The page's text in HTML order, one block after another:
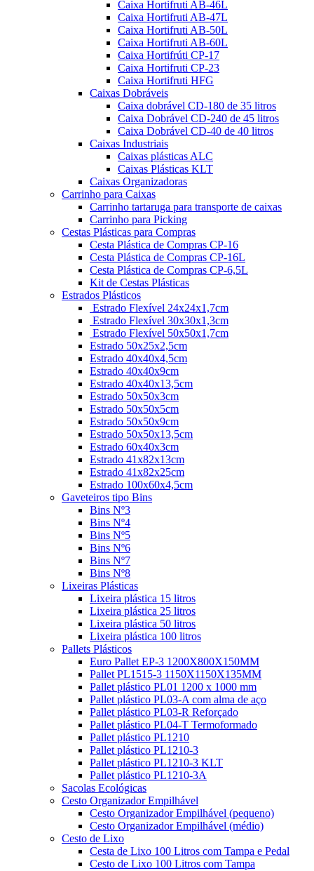
Caixa Hortifruti AB-46L
Caixa Hortifruti AB-47L
Caixa Hortifruti AB-50L
Caixa Hortifruti AB-60L
Caixa Hortifrúti CP-17
Caixa Hortifruti CP-23
Caixa Hortifruti HFG
Caixas Dobráveis
Caixa dobrável CD-180 de 35 litros
Caixa Dobrável CD-240 de 45 litros
Caixa Dobrável CD-40 de 40 litros
Caixas Industriais
Caixas plásticas ALC
Caixas Plásticas KLT
Caixas Organizadoras
Carrinho para Caixas
Carrinho tartaruga para transporte de caixas
Carrinho para Picking
Cestas Plásticas para Compras
Cesta Plástica de Compras CP-16
Cesta Plástica de Compras CP-16L
Cesta Plástica de Compras CP-6,5L
Kit de Cestas Plásticas
Estrados Plásticos
Estrado Flexível 24x24x1,7cm
Estrado Flexível 30x30x1,3cm
Estrado Flexível 50x50x1,7cm
Estrado 50x25x2,5cm
Estrado 40x40x4,5cm
Estrado 40x40x9cm
Estrado 40x40x13,5cm
Estrado 50x50x3cm
Estrado 50x50x5cm
Estrado 50x50x9cm
Estrado 50x50x13,5cm
Estrado 60x40x3cm
Estrado 41x82x13cm
Estrado 41x82x25cm
Estrado 100x60x4,5cm
Gaveteiros tipo Bins
Bins Nº3
Bins Nº4
Bins Nº5
Bins Nº6
Bins Nº7
Bins Nº8
Lixeiras Plásticas
Lixeira plástica 15 litros
Lixeira plástica 25 litros
Lixeira plástica 50 litros
Lixeira plástica 100 litros
Pallets Plásticos
Euro Pallet EP-3 1200X800X150MM
Pallet PL1515-3 1150X1150X135MM
Pallet plástico PL01 1200 x 1000 mm
Pallet plástico PL03-A com alma de aço
Pallet plástico PL03-R Reforçado
Pallet plástico PL04-T Termoformado
Pallet plástico PL1210
Pallet plástico PL1210-3
Pallet plástico PL1210-3 KLT
Pallet plástico PL1210-3A
Sacolas Ecológicas
Cesto Organizador Empilhável
Cesto Organizador Empilhável (pequeno)
Cesto Organizador Empilhável (médio)
Cesto de Lixo
Cesta de Lixo 100 Litros com Tampa e Pedal
Cesto de Lixo 100 Litros com Tampa